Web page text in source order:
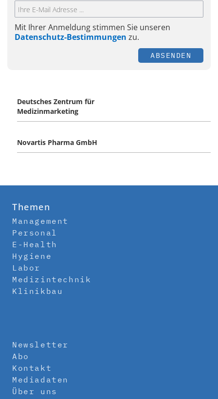
Mit Ihrer Anmeldung stimmen Sie unseren
Datenschutz-Bestimmungen zu.
ABSENDEN
Deutsches Zentrum für
Medizinmarketing
Novartis Pharma GmbH
Themen
Management
Personal
E-Health
Hygiene
Labor
Medizintechnik
Klinikbau
Newsletter
Abo
Kontakt
Mediadaten
Über uns